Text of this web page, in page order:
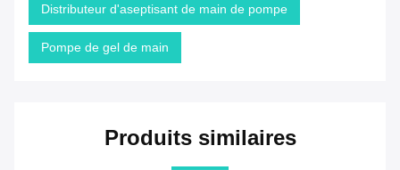
Distributeur d'aseptisant de main de pompe
Pompe de gel de main
Produits similaires